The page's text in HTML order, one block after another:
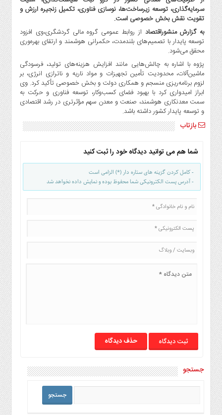
ارز
دیجیتال
کشاورزی
و
صنایع
غذایی
سیاسی
و
بین
الملل
نگاه
روز
گوناگون
سرمایه‌گذاری، توسعه زیرساخت‌ها، نوسازی فناوری، تکمیل زنجیره ارزش و
تقویت نقش بخش خصوصی است.
به گزارش منشوراقتصاد از روابط عمومی گروه مالی گردشگری،وی افزود
توسعه پایدار با تصمیم‌های بلندمدت، حکمرانی هوشمند و ارتقای بهره‌وری
محقق می‌شود.
پژوه با اشاره به چالش‌هایی مانند افزایش هزینه‌های تولید، فرسودگی
ماشین‌آلات، محدودیت تأمین تجهیزات و مواد ناریه و ناترازی انرژی، بر
لزوم برنامه‌ریزی منسجم و همکاری دولت و بخش خصوصی تأکید کرد. وی
ابراز امیدواری کرد با بهبود فضای کسب‌وکار، توسعه فناوری و حرکت به
سمت معدنکاری هوشمند، صنعت و معدن سهم مؤثرتری در رشد اقتصادی
و توسعه پایدار کشور داشته باشد.
بازتاب
شما هم می توانید دیدگاه خود را ثبت کنید
- کامل کردن گزینه های ستاره دار (*) الزامی است
- آدرس پست الکترونیکی شما محفوظ بوده و نمایش داده نخواهد شد
حذف دیدگاه
جستجو